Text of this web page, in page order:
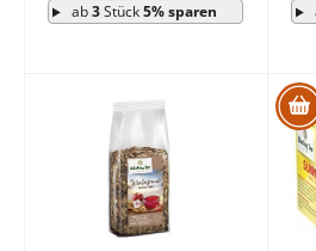
ab3Stück5% sparen